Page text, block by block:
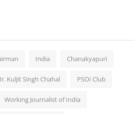
India Chanakyapuri
Kuljit Singh Chahal PSOI Club
Working Journalist of India